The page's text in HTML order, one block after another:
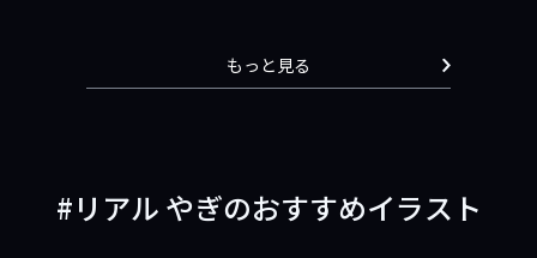
もっと見る
リアル やぎのおすすめイラスト